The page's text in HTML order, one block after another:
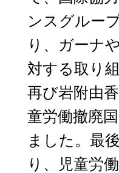
ンスグルー
り、ガーナ
対する取り
再び岩附由
童労働撤廃
ました。最
り、児童労